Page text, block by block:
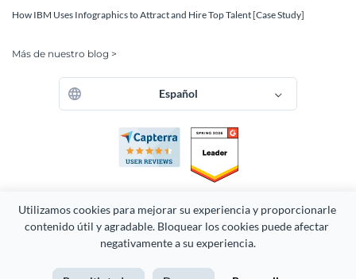
Utilizamos cookies para mejorar su experiencia y proporcionarle
contenido útil y agradable. Bloquear los cookies puede afectar
negativamente a su experiencia.
How IBM Uses Infographics to Attract and Hire Top Talent [Case Study]
Más de nuestro blog >
Español
Derechos Reservados 2026 Easy WebContent, LLC. (DBA Visme).